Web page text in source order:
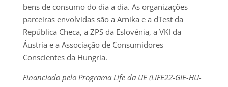
bens de consumo do dia a dia. As organizações
parceiras envolvidas são a Arnika e a dTest da
República Checa, a ZPS da Eslovénia, a VKI da
Áustria e a Associação de Consumidores
Conscientes da Hungria.
Financiado pelo Programa Life da UE (LIFE22-GIE-HU-